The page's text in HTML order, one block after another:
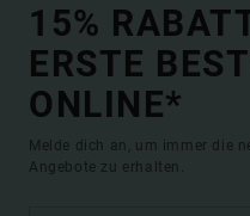
15%
ERSTE
ONLINE*
Melde dich an, um immer die
Angebote zu erhalten.